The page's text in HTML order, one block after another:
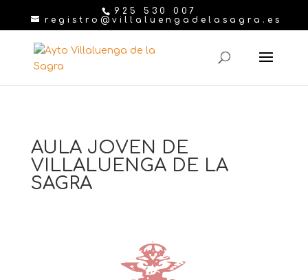
925 530 007
registro@villaluengadelasagra.es
AULA JOVEN DE
VILLALUENGA DE LA
SAGRA